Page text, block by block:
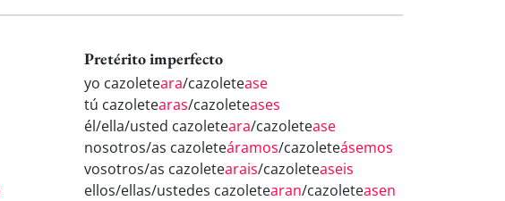
Pretérito imperfecto
yo cazoleteara/cazoletease
tú cazoletearas/cazoleteases
él/ella/usted cazoleteara/cazoletease
nosotros/as cazoleteáramos/cazoleteásemos
vosotros/as cazoletearais/cazoleteaseis
ellos/ellas/ustedes cazoletearan/cazoleteasen